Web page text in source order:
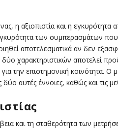
η αξιοπιστία και η
των συμπερασμάτων
αποτελεσματικά αν δεν
χαρακτηριστικών αποτελεί
την επιστημονική κοινότητα. Ο
αυτές έννοιες, καθώς και τις
και τη σταθερότητα των